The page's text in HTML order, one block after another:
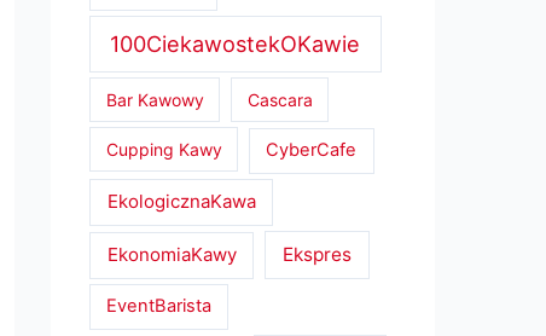
100CiekawostekOKawie
Bar Kawowy Cascara
Cupping Kawy CyberCafe
EkologicznaKawa
EkonomiaKawy Ekspres
EventBarista